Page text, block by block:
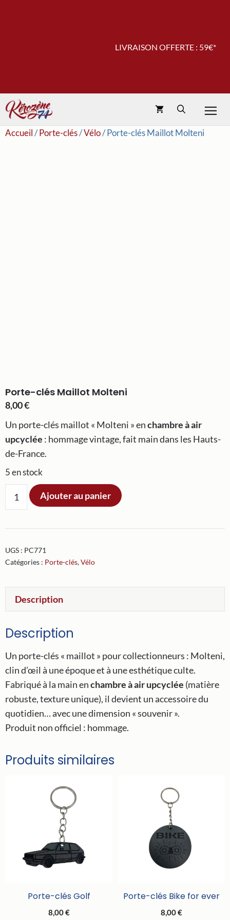
LIVRAISON OFFERTE : 59€*
Accueil/Porte-clés/Vélo/ Porte-clés Maillot Molteni
Porte-clés Maillot Molteni
8,00€
Un porte-clés maillot « Molteni » enchambre à air
upcyclée : hommage vintage, fait main dans les Hauts-
de-France.
5 en stock
quantité
Maillot
Molteni
Ajouter au panier
UGS : PC771
Catégories : Porte-clés,Vélo
Description
Description
Un porte-clés « maillot » pour collectionneurs : Molteni,
clin d’œil à une époque et à une esthétique culte.
Fabriqué à la main enchambre à air upcyclée (matière
robuste, texture unique), il devient un accessoire du
quotidien… avec une dimension « souvenir ».
Produit non officiel : hommage.
Produits similaires
Porte-clés Golf
8,00€
Porte-clés Bike for ever
8,00€